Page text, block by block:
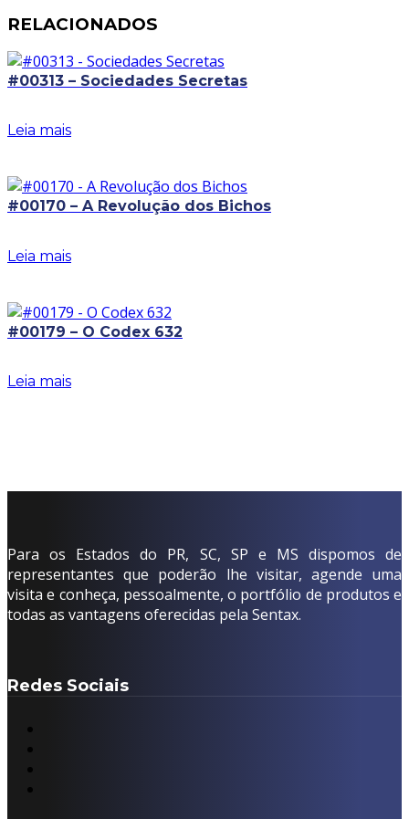
RELACIONADOS
#00313 – Sociedades Secretas
Leia mais
#00170 – A Revolução dos Bichos
Leia mais
#00179 – O Codex 632
Leia mais
Para os Estados do PR, SC, SP e MS dispomos de
representantes que poderão lhe visitar, agende uma
visita e conheça, pessoalmente, o portfólio de produtos e
todas as vantagens oferecidas pela Sentax.
Redes Sociais